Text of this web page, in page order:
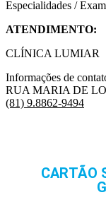
Especialidades /
ATENDIMENTO:
CLÍNICA LUMIAR
Informações de
RUA MARIA DE
(81) 9.8862-9494
CARTÃO